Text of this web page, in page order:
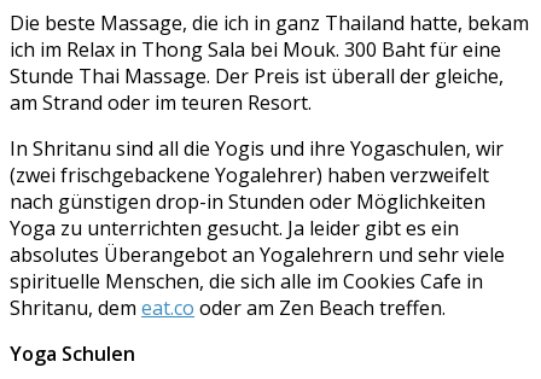
Die beste Massage, die ich in ganz Thailand hatte, bekam
ich im Relax in Thong Sala bei Mouk. 300 Baht für eine
Stunde Thai Massage. Der Preis ist überall der gleiche,
am Strand oder im teuren Resort.
In Shritanu sind all die Yogis und ihre Yogaschulen, wir
(zwei frischgebackene Yogalehrer) haben verzweifelt
nach günstigen drop-in Stunden oder Möglichkeiten
Yoga zu unterrichten gesucht. Ja leider gibt es ein
absolutes Überangebot an Yogalehrern und sehr viele
spirituelle Menschen, die sich alle im Cookies Cafe in
Shritanu, dem eat.co oder am Zen Beach treffen.
Yoga Schulen